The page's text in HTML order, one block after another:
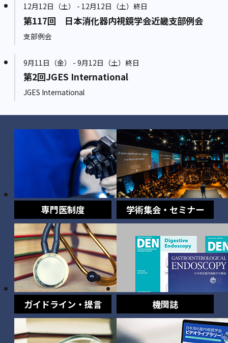
12月12日（土） - 12月12日（土）終日
第117回 日本消化器内視鏡学会近畿支部例会
支部例会
9月11日（金） - 9月12日（土）終日
第2回JGES International
JGES International
専門医制度 学術集会・セミナー
ガイドライン・提言 機関誌